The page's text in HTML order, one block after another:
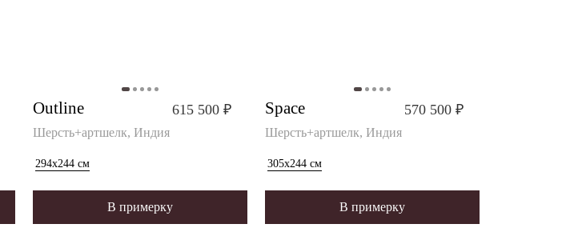
Outline 615 500 ₽
Шерсть+артшелк, Индия
294x244 см
В примерку
Space 570 500 ₽
Шерсть+артшелк, Индия
305x244 см
В примерку